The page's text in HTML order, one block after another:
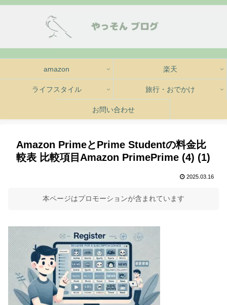
amazon 楽天
ライフスタイル 旅行・おでかけ
お問い合わせ
Amazon PrimeとPrime Studentの料金比
較表 比較項目Amazon PrimePrime (4) (1)
2025.03.16
本ページはプロモーションが含まれています